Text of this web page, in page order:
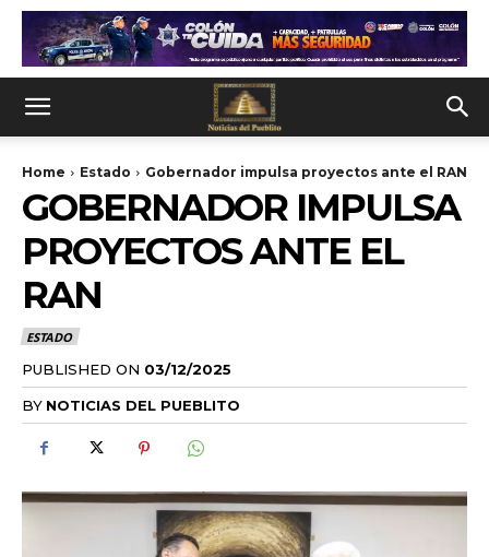
Home Estado Gobernador impulsa proyectos ante el RAN
GOBERNADOR IMPULSA
PROYECTOS ANTE EL
RAN
ESTADO
PUBLISHED ON 03/12/2025
BY NOTICIAS DEL PUEBLITO